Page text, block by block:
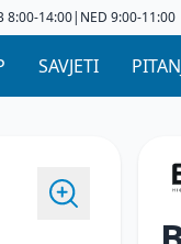
8:00-14:00|NED 9:00-11:00
SAVJETI